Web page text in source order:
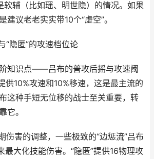
软辅（比如瑶、明世隐）的情况。如果
建议老老实实带10个“虚空”。
“隐匿”的攻速档位论
知识点——吕布的普攻后摇与攻速阈
供10%攻速和10%移速，这是最主流的
这种手短无位移的战士至关重要，转
它。
伤害的调整，一些极致的“边惩流”吕布
最大化技能伤害。“隐匿”提供16物理攻